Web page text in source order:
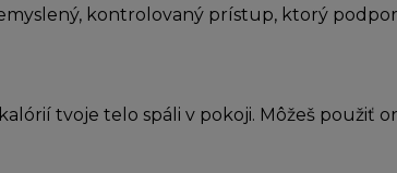
kontrolovaný prístup, ktorý
tvoje telo spáli v pokoji. Môžeš použiť